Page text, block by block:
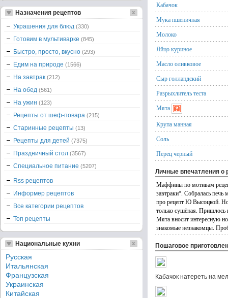
Кабачок
Мука пшеничная
Молоко
Яйцо куриное
Масло оливковое
Сыр голландский
Разрыхлитель теста
Мята
Крупа манная
Соль
Перец черный
Личные впечатления о
Маффины по мотивам
завтраки". Собралась
про рецепт Ю Высоцкой.
только сушёная. Пришлось
Мята вносит интересную
знакомые незнакомцы.
Пошаговое
Кабачок натереть на
Назначения рецептов
Украшения для блюд (330)
Готовим в мультиварке (845)
Быстро, просто, вкусно (293)
Едим на природе (1566)
На завтрак (212)
На обед (561)
На ужин (123)
Рецепты от шеф-повара (215)
Старинные рецепты (13)
Рецепты для детей (7375)
Праздничный стол (3567)
Специальное питание (5207)
Rss рецептов
Информер рецептов
Все категории рецептов
Топ рецепты
Национальные кухни
Русская
Итальянская
Французская
Украинская
Китайская